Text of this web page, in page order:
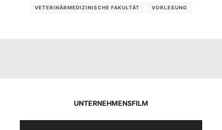
VETERINÄRMEDIZINISCHE FAKULTÄT VORLESUNG
UNTERNEHMENSFILM